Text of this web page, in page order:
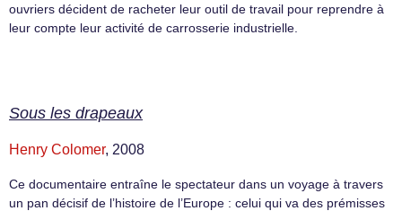
ouvriers décident de racheter leur outil de travail pour reprendre à
leur compte leur activité de carrosserie industrielle.
Sous les drapeaux
Henry Colomer, 2008
Ce documentaire entraîne le spectateur dans un voyage à travers
un pan décisif de l’histoire de l’Europe : celui qui va des prémisses